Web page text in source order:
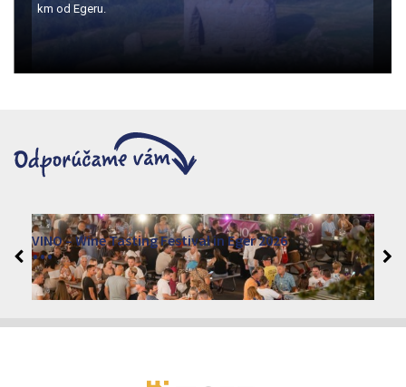
km od Egeru.
VINO – Wine Tasting Festival in Eger 2026
2026. augusztus 12 - 17.
Eger 3300, Dobó István tér